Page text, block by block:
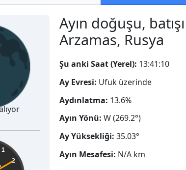
Ayın doğuşu,
Arzamas, Rusya
1
2
Şu anki Saat (Yerel): 13:41:11
Ay Evresi: Ufuk üzerinde
Aydınlatma: 13.6%
Ayın Yönü: W (269.2°)
Ay Yüksekliği: 35.03°
Ayın Mesafesi: N/A km